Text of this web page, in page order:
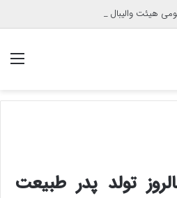
هیئت والیبال شهرستان آق‌قلا
تولد پدر طبیعت